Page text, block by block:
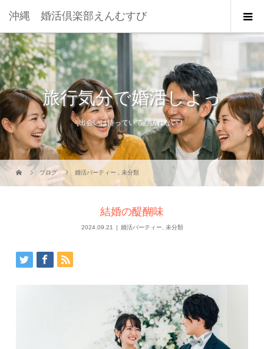
沖縄 婚活倶楽部えんむすび
旅行気分で婚活しよっ
出会いは待っていても訪れない！
ブログ 婚活パーティー ,未分類
結婚の醍醐味
2024.09.21 婚活パーティー 未分類